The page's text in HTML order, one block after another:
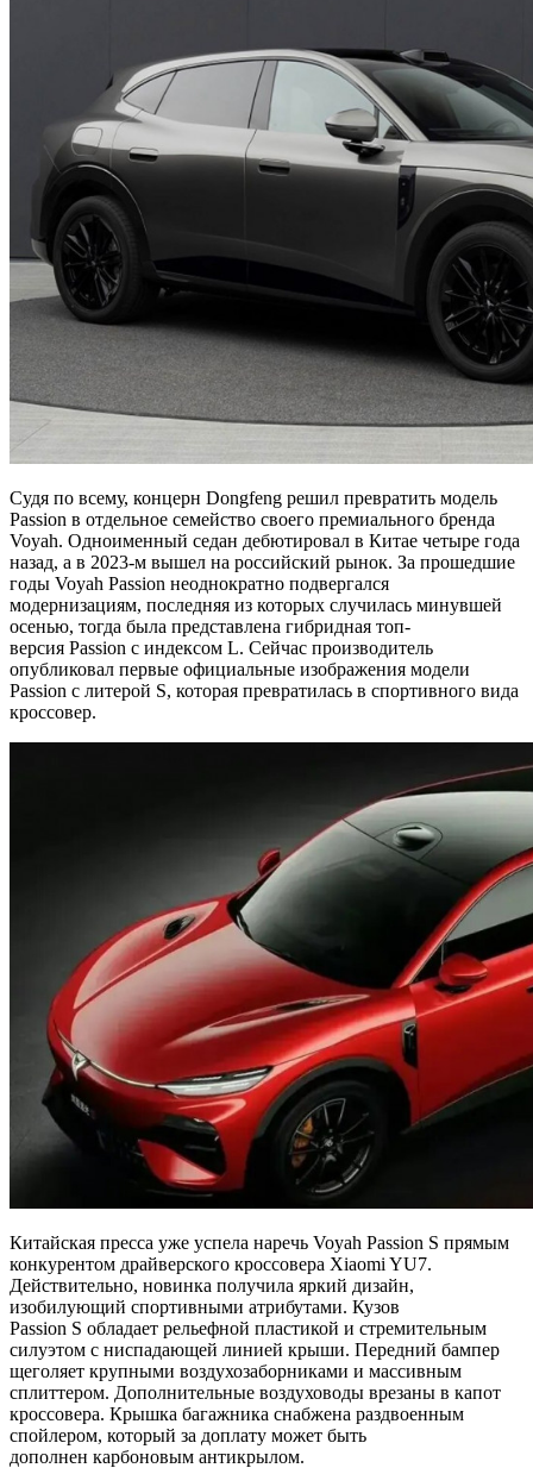
Судя по всему, концерн Dongfeng решил превратить модель
Passion в отдельное семейство своего премиального бренда
Voyah. Одноименный седан дебютировал в Китае четыре года
назад, а в 2023-м вышел на российский рынок. За прошедшие
годы Voyah Passion неоднократно подвергался
модернизациям, последняя из которых случилась минувшей
осенью, тогда была представлена гибридная топ-
версия Passion с индексом L. Сейчас производитель
опубликовал первые официальные изображения модели
Passion с литерой S, которая превратилась в спортивного вида
кроссовер.
Китайская пресса уже успела наречь Voyah Passion S прямым
конкурентом драйверского кроссовера Xiaomi YU7.
Действительно, новинка получила яркий дизайн,
изобилующий спортивными атрибутами. Кузов
Passion S обладает рельефной пластикой и стремительным
силуэтом с ниспадающей линией крыши. Передний бампер
щеголяет крупными воздухозаборниками и массивным
сплиттером. Дополнительные воздуховоды врезаны в капот
кроссовера. Крышка багажника снабжена раздвоенным
спойлером, который за доплату может быть
дополнен карбоновым антикрылом.